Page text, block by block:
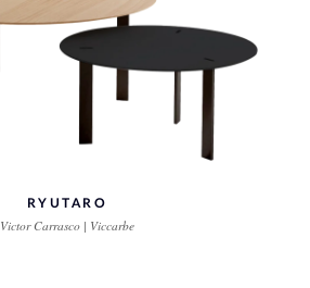
RYUTARO
Victor Carrasco | Viccarbe